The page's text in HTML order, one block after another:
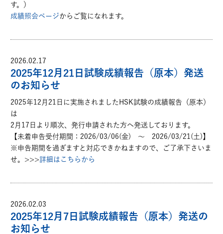
す。）
成績照会ページからご覧になれます。
2026.02.17
2025年12月21日試験成績報告（原本）発送
のお知らせ
2025年12月21日に実施されましたHSK試験の成績報告（原本）
は
2月17日より順次、発行申請された方へ発送しております。
【未着申告受付期間：2026/03/06(金) ～ 2026/03/21(土)】
※申告期間を過ぎますと対応できかねますので、ご了承下さいま
せ。>>>詳細はこちらから
2026.02.03
2025年12月7日試験成績報告（原本）発送の
お知らせ